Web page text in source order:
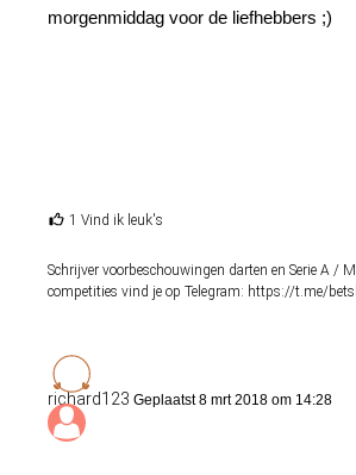
morgenmiddag voor de liefhebbers ;)
1 Vind ik leuk's
Schrijver voorbeschouwingen darten en Serie A /
competities vind je op Telegram: https://t.me/
richard123 Geplaatst 8 mrt 2018 om 14:28